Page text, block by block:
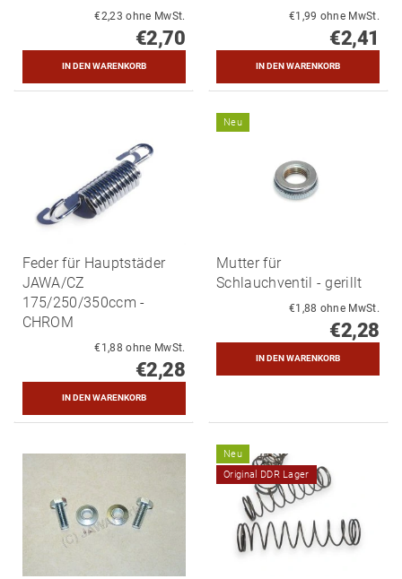
€2,23 ohne MwSt.
€2,70
€1,99 ohne MwSt.
€2,41
Feder für Hauptstäder
JAWA/CZ
175/250/350ccm -
CHROM
€1,88 ohne MwSt.
€2,28
Neu
Mutter für
Schlauchventil - gerillt
€1,88 ohne MwSt.
€2,28
Neu
Original DDR Lager